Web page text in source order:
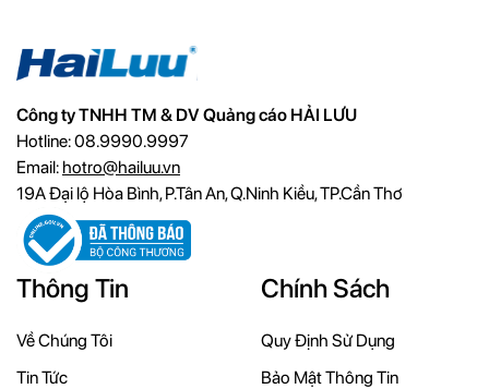
Công ty TNHH TM & DV Quảng cáo HẢI LƯU
Hotline: 08.9990.9997
Email: hotro@hailuu.vn
19A Đại lộ Hòa Bình, P.Tân An, Q.Ninh Kiều, TP.Cần Thơ
Thông Tin
Về Chúng Tôi
Tin Tức
Chính Sách
Quy Định Sử Dụng
Bảo Mật Thông Tin